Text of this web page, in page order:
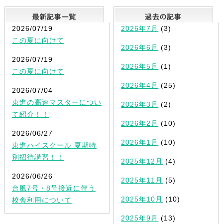
最新記事一覧
2026/07/19
この夏に向けて
2026/07/19
この夏に向けて
2026/07/04
東進の高速マスターについ
て紹介！！
2026/06/27
東進ハイスクール 夏期特
別招待講習！！
2026/06/26
台風7号・8号接近に伴う
校舎利用について
2026年7月 (3)
2026年6月 (3)
2026年5月 (1)
2026年4月 (25)
2026年3月 (2)
2026年2月 (10)
2026年1月 (10)
2025年12月 (4)
2025年11月 (5)
2025年10月 (10)
2025年9月 (13)